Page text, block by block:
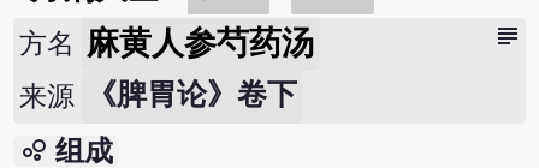
subject
方名 麻黄人参芍药汤
来源 《脾胃论》卷下
bubble_chart 组成